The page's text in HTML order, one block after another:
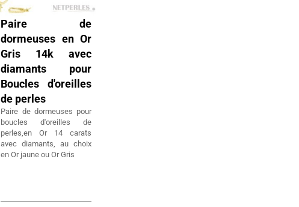
Paire de
dormeuses en Or
Gris 14k avec
diamants pour
Boucles d'oreilles
de perles
Paire de dormeuses pour
boucles d'oreilles de
perles,en Or 14 carats
avec diamants, au choix
en Or jaune ou Or Gris